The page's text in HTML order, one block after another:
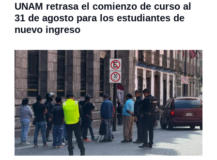
UNAM retrasa el comienzo de curso al
31 de agosto para los estudiantes de
nuevo ingreso